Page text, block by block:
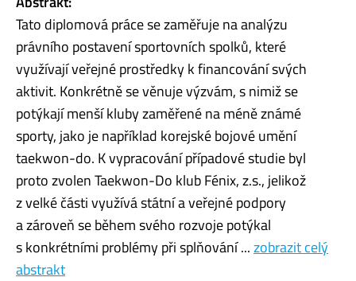
Tato diplomová práce se zaměřuje na analýzu
právního postavení sportovních spolků, které
využívají veřejné prostředky k financování svých
aktivit. Konkrétně se věnuje výzvám, s nimiž se
potýkají menší kluby zaměřené na méně známé
sporty, jako je například korejské bojové umění
taekwon-do. K vypracování případové studie byl
proto zvolen Taekwon-Do klub Fénix, z.s., jelikož
z velké části využívá státní a veřejné podpory
a zároveň se během svého rozvoje potýkal
s konkrétními problémy při splňování ...zobrazit celý
abstrakt